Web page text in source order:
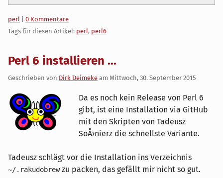
Kategorien:
perl
0 Kommentare
Tags für diesen Artikel: perl, perl6
Perl 6 installieren ...
Geschrieben von Dirk Deimeke am Mittwoch, 30. September 2015
Da es noch kein Release von Perl 6
gibt, ist eine Installation via GitHub
mit den Skripten von Tadeusz
SoÅ›nierz die schnellste Variante.
Tadeusz schlägt vor die Installation ins Verzeichnis
~/.rakudobrewzu packen, das gefällt mir nicht so gut.